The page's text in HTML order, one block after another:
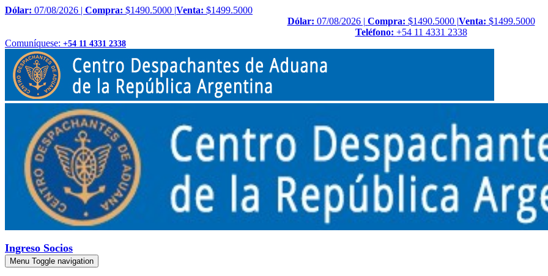
Dólar: 07/08/2026 | Compra: $1490.5000 |Venta: $1499.5000
Dólar: 07/08/2026 | Compra: $1490.5000 |Venta: $1499.5000
Teléfono: +54 11 4331 2338
Comuníquese: +54 11 4331 2338
Ingreso Socios
Menu Toggle navigation